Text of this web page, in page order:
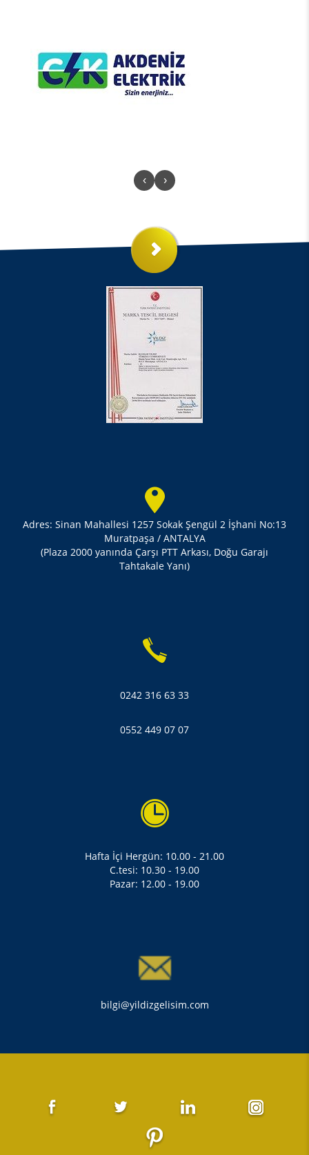
‹ ›
Adres: Sinan Mahallesi 1257 Sokak Şengül 2 İşhani No:13
Muratpaşa / ANTALYA
(Plaza 2000 yanında Çarşı PTT Arkası, Doğu Garajı
Tahtakale Yanı)
0242 316 63 33
0552 449 07 07
Hafta İçi Hergün: 10.00 - 21.00
C.tesi: 10.30 - 19.00
Pazar: 12.00 - 19.00
bilgi@yildizgelisim.com